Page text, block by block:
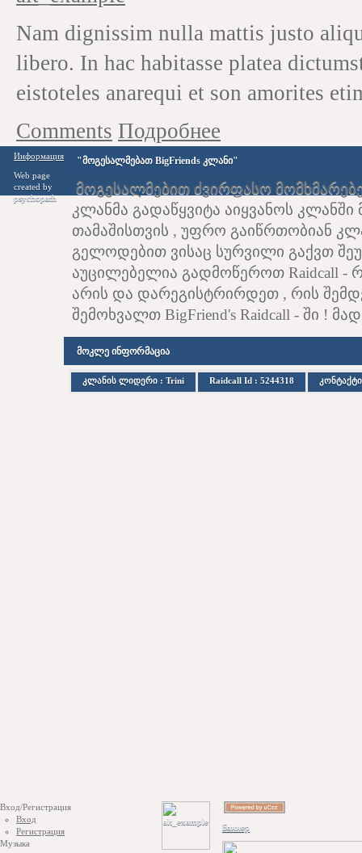
Nam dignissim nulla mattis justo
libero. In hac habitasse platea
eistoteles anarequi et son amorites
Comments Подробнее
"მოგესალმებათ BigFriends კლანი"
მოგესალმებით ძვირფასო
კლანმა გადაწყვიტა აიყვანოს კლანში
თამაშისთვის , უფრო გაიწრთობიან
გელოდებით ვისაც სურვილი გაქვთ
აუცილებელია გადმოწეროთ Raidcall -
არის და დარეგისტრირდეთ , რის
შემოხვალთ BigFriend's Raidcall - ში !
მოკლე ინფორმაცია
კლანის ლიდერი : Trini Raidcall Id : 5244318 კონტაქტი
Вход/Регистрация
Вход
Регистрация
Музыка
Информация
Web page
created by
psychopath
Баннер